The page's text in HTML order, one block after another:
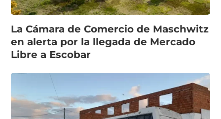
La Cámara de Comercio de Maschwitz
en alerta por la llegada de Mercado
Libre a Escobar